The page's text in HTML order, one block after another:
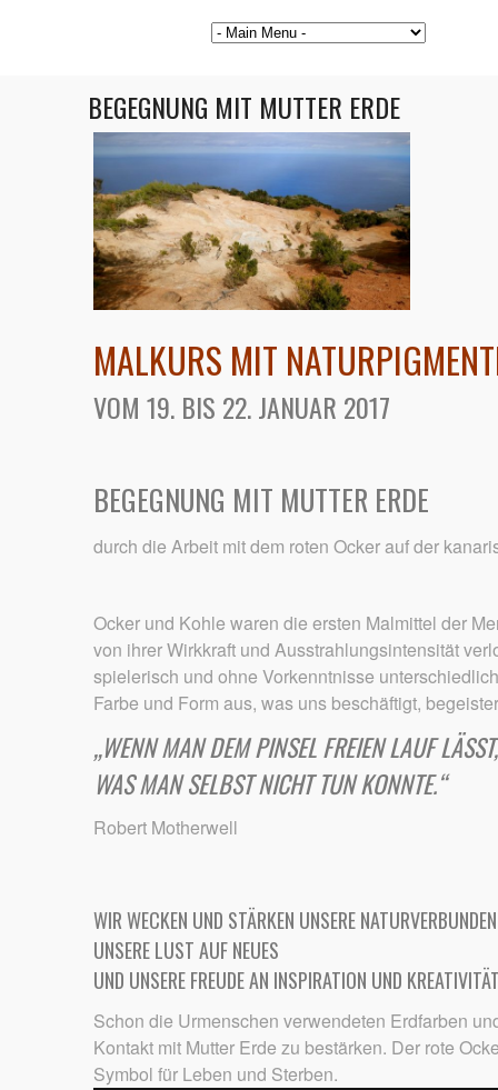
BEGEGNUNG MIT MUTTER ERDE
MALKURS MIT
VOM 19. BIS 22. JANUAR 2017
BEGEGNUNG MIT MUTTER ERDE
durch die Arbeit mit dem roten Ocker auf der
Ocker und Kohle waren die ersten Malmittel der
von ihrer Wirkkraft und Ausstrahlungsintensität
spielerisch und ohne Vorkenntnisse
Farbe und Form aus, was uns beschäftigt,
„WENN MAN DEM PINSEL FREIEN LAUF
WAS MAN SELBST NICHT TUN KONNTE.“
Robert Motherwell
WIR WECKEN UND STÄRKEN UNSERE
UNSERE LUST AUF NEUES
UND UNSERE FREUDE AN INSPIRATION UND
Schon die Urmenschen verwendeten Erdfarben
Kontakt mit Mutter Erde zu bestärken. Der rote
Symbol für Leben und Sterben.